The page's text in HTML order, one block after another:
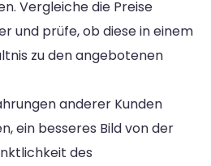
Vergleiche die Preise
und prüfe, ob diese in einem
zu den angebotenen
anderer Kunden
ein besseres Bild von der
des